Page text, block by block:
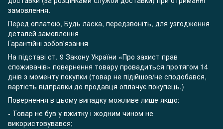
замовлення.
Перед оплатою, Будь ласка, передзвоніть, для узгодження
деталей замовлення
Гарантійні зобов'язання
На підставі ст. 9 Закону України «Про захист прав
споживачів» повернення товару провадиться протягом 14
днів з моменту покупки (товар не підійшов/не сподобався,
вартість відправки до продавця оплачує покупець.)
Повернення в цьому випадку можливе лише якщо:
- Товар не був у вжитку і жодним чином не
використовувався;